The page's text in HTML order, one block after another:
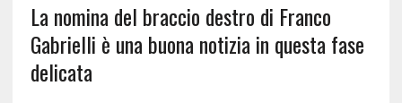
La nomina del braccio destro di Franco
Gabrielli è una buona notizia in questa fase
delicata